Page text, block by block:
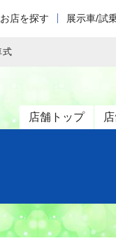
お店を探す 展示車/試
式
店舗トップ